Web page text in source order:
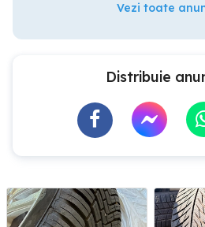
Vezi toate
Distribuie